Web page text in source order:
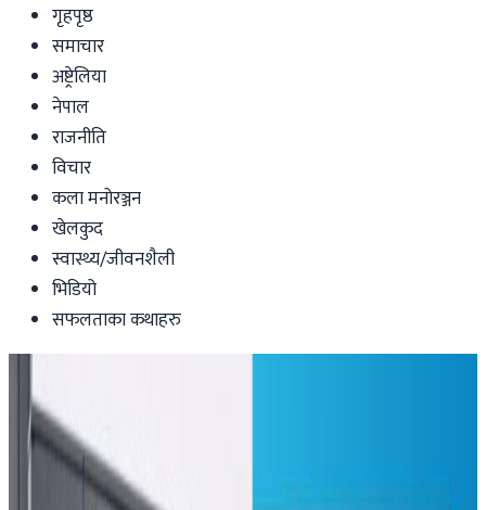
गृहपृष्ठ
समाचार
अष्ट्रेलिया
नेपाल
राजनीति
विचार
कला मनोरञ्जन
खेलकुद
स्वास्थ्य/जीवनशैली
भिडियो
सफलताका कथाहरु
नेपालमा कोरोना संक्रमितको संख्या १ सय ९१,
चार सञ्चारकर्मीसहित एकैदिन थपिए ५७